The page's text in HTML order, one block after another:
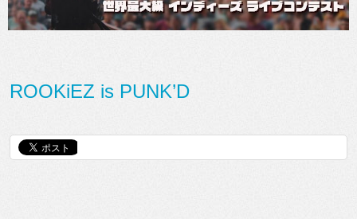
ROOKiEZ is PUNK’D